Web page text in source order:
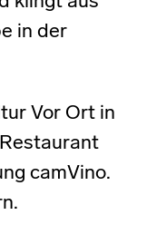
in der
Vor Ort in
camVino.